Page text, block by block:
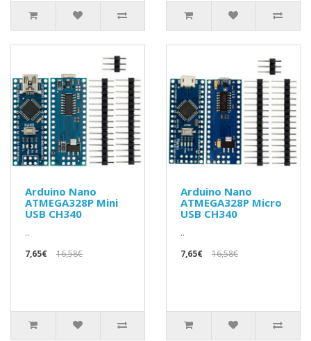
Arduino Nano
ATMEGA328P Mini
USB CH340
..
7,65€
16,58€
Arduino Nano
ATMEGA328P Micro
USB CH340
..
7,65€
16,58€